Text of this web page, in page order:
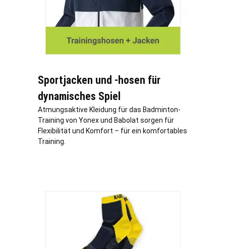
Sportjacken und -hosen für
dynamisches Spiel
Atmungsaktive Kleidung für das Badminton-
Training von Yonex und Babolat sorgen für
Flexibilität und Komfort – für ein komfortables
Training.